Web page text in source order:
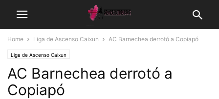
Home Liga de Ascenso Caixun AC Barnechea derrotó a Copiapó
Liga de Ascenso Caixun
AC Barnechea derrotó a
Copiapó